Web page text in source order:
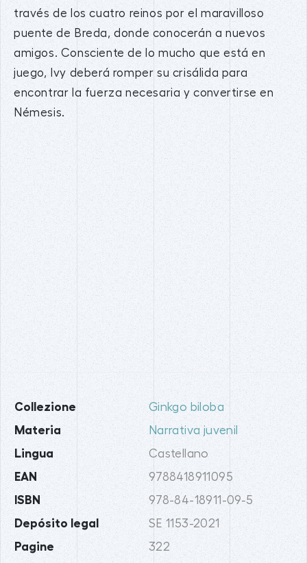
través de los cuatro reinos por el maravilloso
puente de Breda, donde conocerán a nuevos
amigos. Consciente de lo mucho que está en
juego, Ivy deberá romper su crisálida para
encontrar la fuerza necesaria y convertirse en
Némesis.
Collezione Ginkgo biloba
Materia Narrativa juvenil
Lingua Castellano
EAN 9788418911095
ISBN 978-84-18911-09-5
Depósito legal SE 1153-2021
Pagine 322